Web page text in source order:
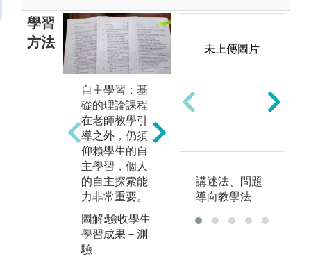
學習
方法
自主學習：基
礎的理論課程
在老師教學引
導之外，仍須
仰賴學生的自
主學習，個人
的自主探索能
力非常重要。
圖解:驗收學生
學習成果－測
驗
風險管理、保
險理論、保險
圖解:保險實務
案例分析
版權:淡江大學
未上傳圖片
講述法、問題
導向教學法